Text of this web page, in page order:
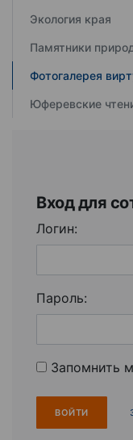
Экология края
Памятники
Фотогалерея
Юферевские
Вход для
Логин:
Пароль:
Запомнить